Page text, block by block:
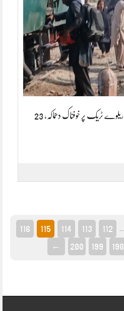
کوئٹہ: چمن پھاٹک کے قریب ریلوے ٹریک پر خوفناک دھماکہ، 23
112
113
114
115
116
198
199
200
←